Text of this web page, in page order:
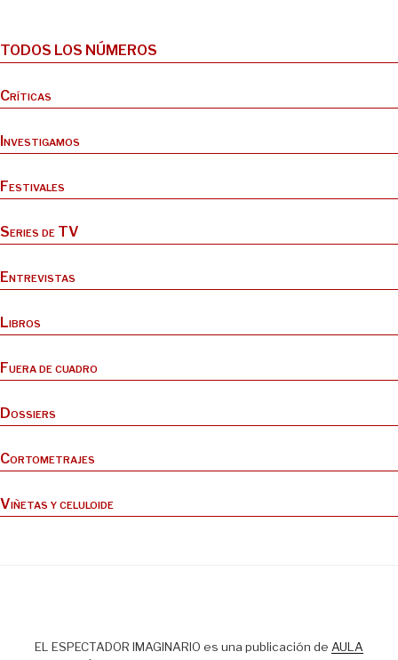
TODOS LOS NÚMEROS
Críticas
Investigamos
Festivales
Series de TV
Entrevistas
Libros
Fuera de cuadro
Dossiers
Cortometrajes
Viñetas y celuloide
EL ESPECTADOR IMAGINARIO es una publicación de AULA